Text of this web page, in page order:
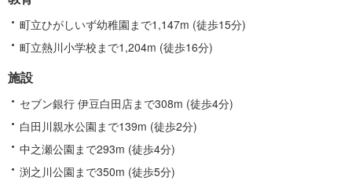
町立ひがしいず幼稚園まで1,147m (徒歩15分)
町立熱川小学校まで1,204m (徒歩16分)
施設
セブン銀行 伊豆白田店まで308m (徒歩4分)
白田川親水公園まで139m (徒歩2分)
中之瀬公園まで293m (徒歩4分)
渕之川公園まで350m (徒歩5分)